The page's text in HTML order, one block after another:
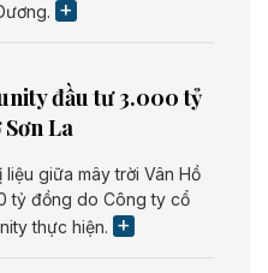
đầu tư 3.000 tỷ
La
liệu giữa mây trời Vân Hồ
tỷ đồng do Công ty cổ
thực hiện.